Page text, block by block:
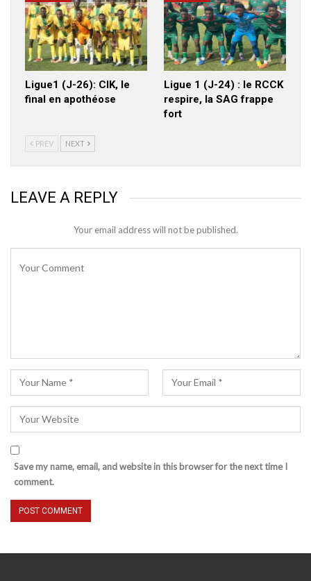
Ligue1 (J-26): CIK, le
final en apothéose
Ligue 1 (J-24) : le RCCK
respire, la SAG frappe
fort
PREV NEXT
LEAVE A REPLY
Your email address will not be published.
Save my name, email, and website in this browser for the next time I
comment.